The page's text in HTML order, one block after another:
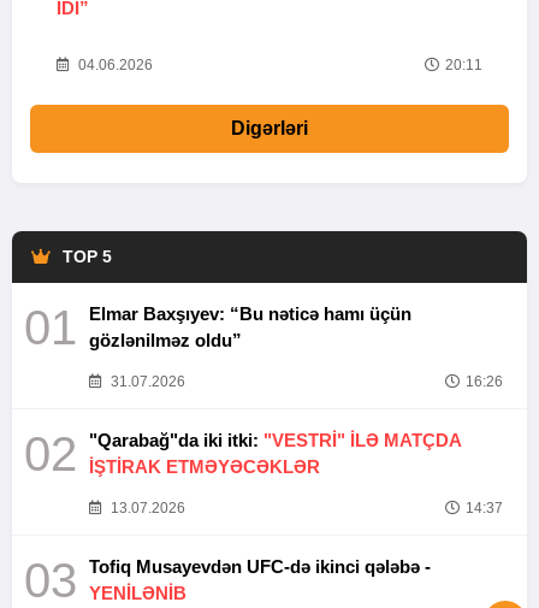
IDI”
04.06.2026 20:11
Digərləri
TOP 5
01
Elmar Baxşıyev: “Bu nəticə hamı üçün
gözlənilməz oldu”
31.07.2026 16:26
02 "Qarabağ"da iki itki: "VESTRİ" İLƏ MATÇDA
İŞTİRAK ETMƏYƏCƏKLƏR
13.07.2026 14:37
03
Tofiq Musayevdən UFC-də ikinci qələbə -
YENİLƏNİB